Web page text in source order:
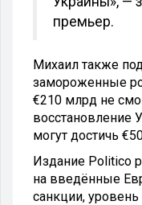
премьер.
Михаил также
замороженные
€210 млрд не
восстановление
могут достичь
Издание Politico
на введённые
санкции,